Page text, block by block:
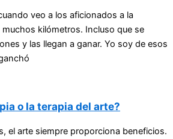
veo a los aficionados a la
kilómetros. Incluso que se
y las llegan a ganar. Yo soy de esos
o la terapia del arte?
el arte siempre proporciona beneficios.